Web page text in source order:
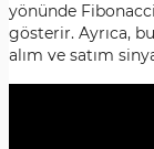
yönünde
gösterir. Ayrıca,
alım ve satım